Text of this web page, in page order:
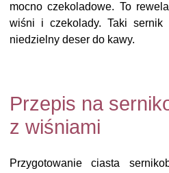
mocno czekoladowe. To
wiśni i czekolady. Taki
niedzielny deser do kawy.
Przepis na
z wiśniami
Przygotowanie ciasta